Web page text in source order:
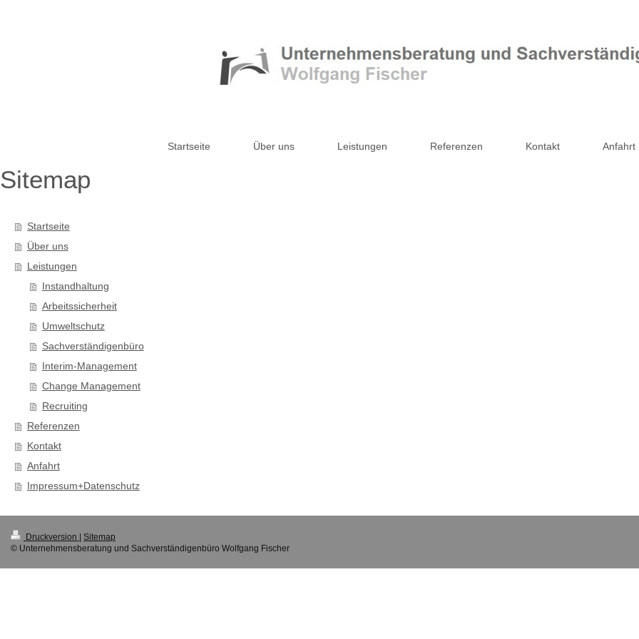
Startseite Über uns Leistungen Referenzen Kontakt Anfahrt
Sitemap
Startseite
Über uns
Leistungen
Instandhaltung
Arbeitssicherheit
Umweltschutz
Sachverständigenbüro
Interim-Management
Change Management
Recruiting
Referenzen
Kontakt
Anfahrt
Impressum+Datenschutz
Druckversion | Sitemap
© Unternehmensberatung und Sachverständigenbüro Wolfgang Fischer